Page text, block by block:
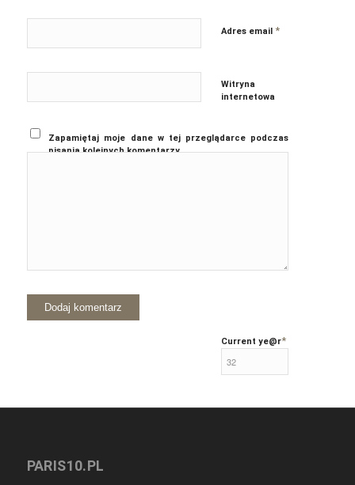
Adres email *
Witryna
internetowa
Zapamiętaj moje dane w tej przeglądarce podczas
pisania kolejnych komentarzy.
Current ye@r*
PARIS10.PL